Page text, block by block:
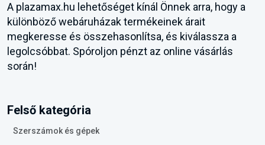
A plazamax.hu lehetőséget kínál Önnek arra, hogy a
különböző webáruházak termékeinek árait
megkeresse és összehasonlítsa, és kiválassza a
legolcsóbbat. Spóroljon pénzt az online vásárlás
során!
Felső kategória
Szerszámok és gépek